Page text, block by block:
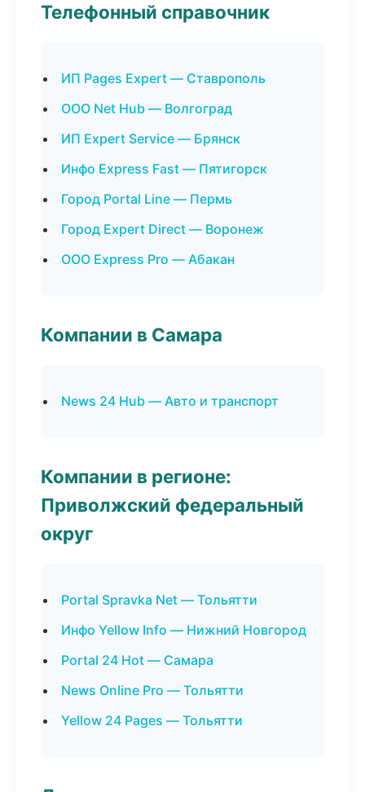
Телефонный справочник
ИП Pages Expert — Ставрополь
ООО Net Hub — Волгоград
ИП Expert Service — Брянск
Инфо Express Fast — Пятигорск
Город Portal Line — Пермь
Город Expert Direct — Воронеж
ООО Express Pro — Абакан
Компании в Самара
News 24 Hub — Авто и транспорт
Компании в регионе:
Приволжский федеральный
округ
Portal Spravka Net — Тольятти
Инфо Yellow Info — Нижний Новгород
Portal 24 Hot — Самара
News Online Pro — Тольятти
Yellow 24 Pages — Тольятти